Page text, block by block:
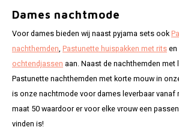
Dames nachtmode
Voor dames bieden wij naast pyjama sets ook
nachthemden, Pastunette huispakken met ritsen
ochtendjassen aan. Naast de nachthemden met
Pastunette nachthemden met korte mouw in
is onze nachtmode voor dames leverbaar vanaf
maat 50 waardoor er voor elke vrouw een
vinden is!